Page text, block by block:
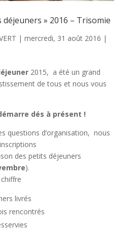
» 2016 – Trisomie
| mercredi, 31 août 2016 |
2015, a été un grand
de tous et nous vous
dés à présent !
questions d’organisation, nous
des petits déjeuners
).
livrés
rencontrés